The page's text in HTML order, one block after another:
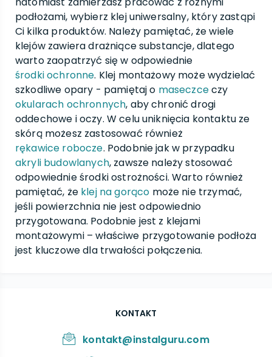
podłożami, wybierz klej uniwersalny, który zastąpi
Ci kilka produktów. Należy pamiętać, że wiele
klejów zawiera drażniące substancje, dlatego
warto zaopatrzyć się w odpowiednie
środki ochronne. Klej montażowy może wydzielać
szkodliwe opary - pamiętaj o maseczceczy
okularach ochronnych, aby chronić drogi
oddechowe i oczy. W celu uniknięcia kontaktu ze
skórą możesz zastosować również
rękawice robocze. Podobnie jak w przypadku
akryli budowlanych, zawsze należy stosować
odpowiednie środki ostrożności. Warto również
pamiętać, że klej na gorąco może nie trzymać,
jeśli powierzchnia nie jest odpowiednio
przygotowana. Podobnie jest z klejami
montażowymi – właściwe przygotowanie podłoża
jest kluczowe dla trwałości połączenia.
KONTAKT
kontakt@instalguru.com